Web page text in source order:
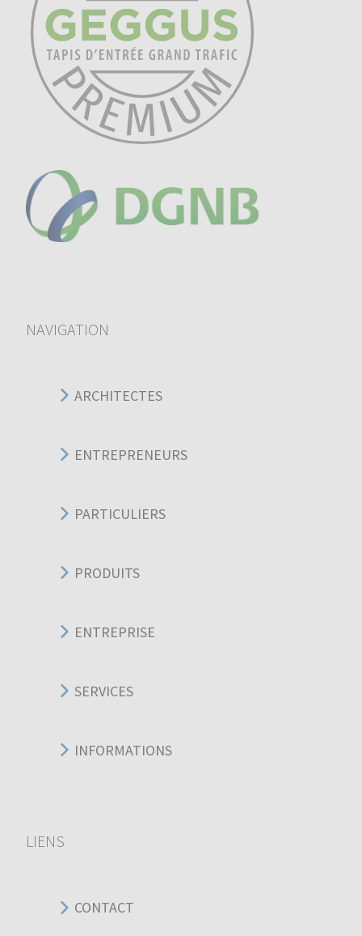
NAVIGATION
ARCHITECTES
ENTREPRENEURS
PARTICULIERS
PRODUITS
ENTREPRISE
SERVICES
INFORMATIONS
LIENS
CONTACT